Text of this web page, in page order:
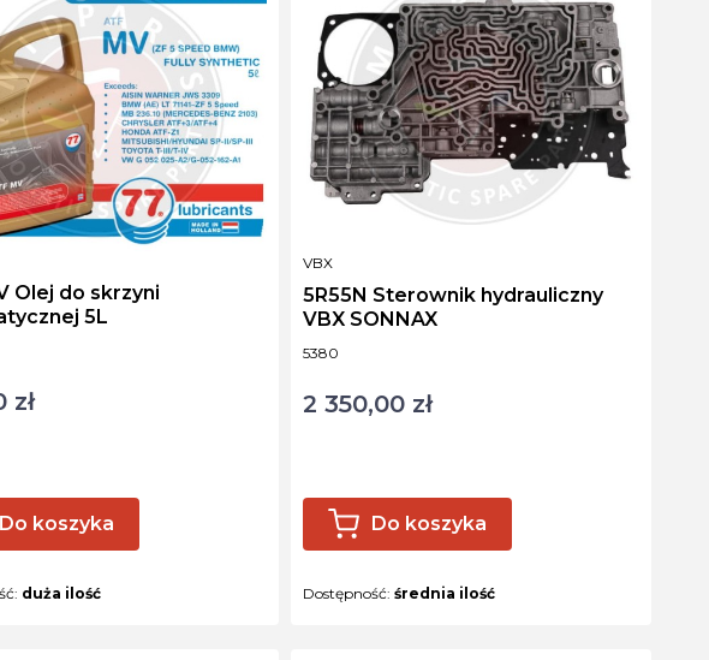
Olej do skrzyni
5L
zł
Do koszyka
duża ilość
Kod produktu
5380
5R55N Sterownik hydrauliczny
VBX SONNAX
PRODUCENT
VBX
Cena
2 350,00 zł
Do koszyka
Dostępność: średnia ilość